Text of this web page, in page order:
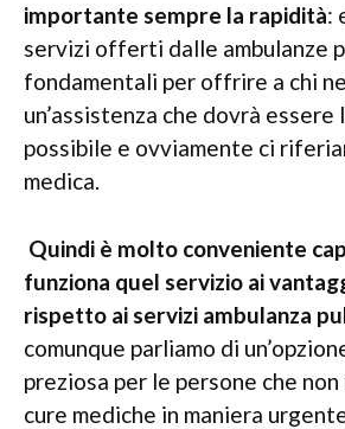
importante sempre la rapidità:
servizi offerti dalle ambulanze
fondamentali per offrire a chi
un’assistenza che dovrà essere
possibile e ovviamente ci
medica.
Quindi è molto conveniente
funziona quel servizio ai
rispetto ai servizi ambulanza
comunque parliamo di
preziosa per le persone che
cure mediche in maniera